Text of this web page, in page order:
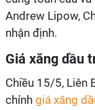
Andrew Lipow,
nhận định.
Giá xăng dầu
Chiều 15/5, Liên
chỉnh giá xăng